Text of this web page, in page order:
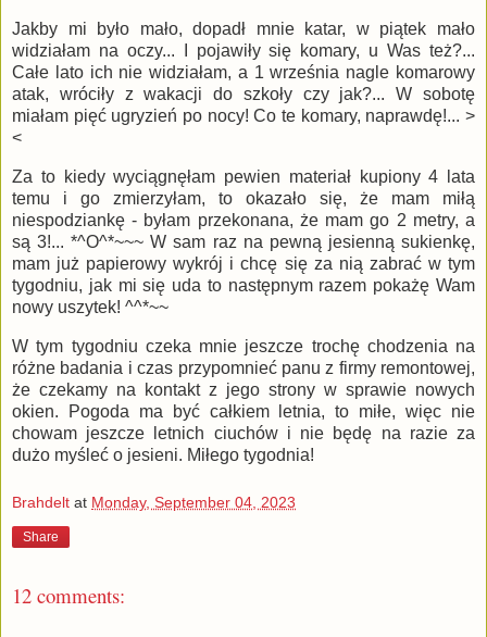
Jakby mi było mało, dopadł mnie katar, w piątek mało
widziałam na oczy... I pojawiły się komary, u Was też?...
Całe lato ich nie widziałam, a 1 września nagle komarowy
atak, wróciły z wakacji do szkoły czy jak?... W sobotę
miałam pięć ugryzień po nocy! Co te komary, naprawdę!... >
<
Za to kiedy wyciągnęłam pewien materiał kupiony 4 lata
temu i go zmierzyłam, to okazało się, że mam miłą
niespodziankę - byłam przekonana, że mam go 2 metry, a
są 3!... *^O^*~~~ W sam raz na pewną jesienną sukienkę,
mam już papierowy wykrój i chcę się za nią zabrać w tym
tygodniu, jak mi się uda to następnym razem pokażę Wam
nowy uszytek! ^^*~~
W tym tygodniu czeka mnie jeszcze trochę chodzenia na
różne badania i czas przypomnieć panu z firmy remontowej,
że czekamy na kontakt z jego strony w sprawie nowych
okien. Pogoda ma być całkiem letnia, to miłe, więc nie
chowam jeszcze letnich ciuchów i nie będę na razie za
dużo myśleć o jesieni. Miłego tygodnia!
Brahdelt at Monday, September 04, 2023
Share
12 comments: